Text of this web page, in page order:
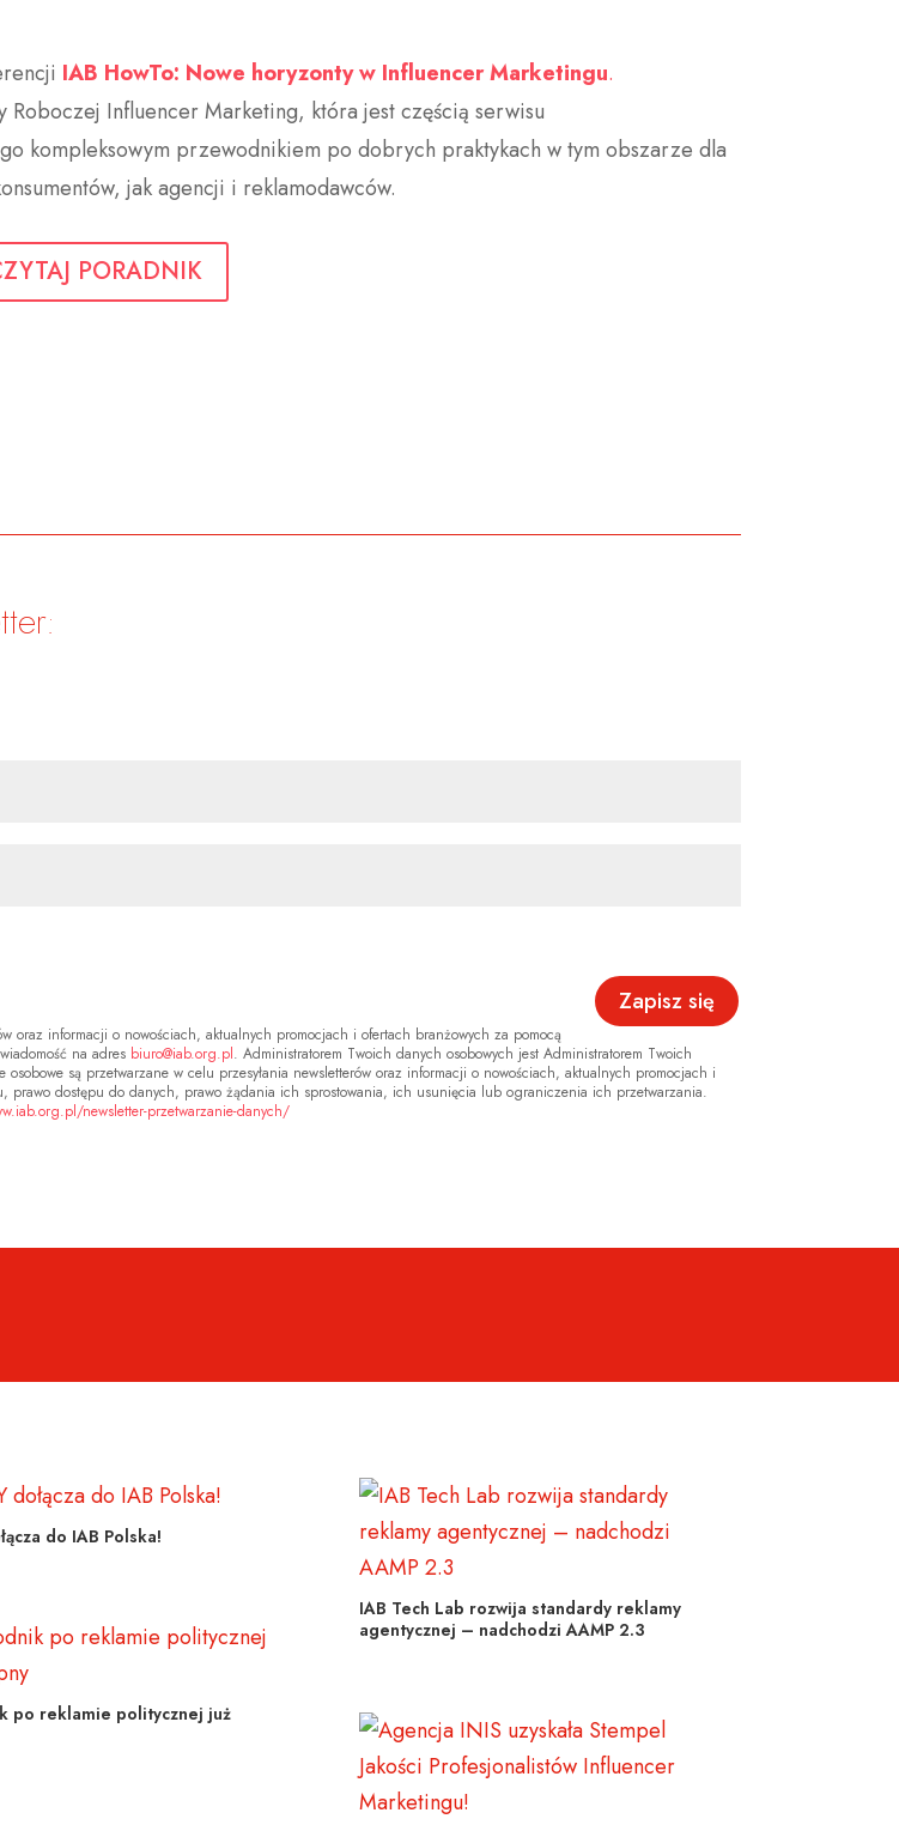
IAB HowTo: Nowe horyzonty w Influencer Marketingu.
Influencer Marketing, która jest częścią serwisu
kompleksowym przewodnikiem po dobrych praktykach w tym obszarze dla
jak agencji i reklamodawców.
PORADNIK
oraz informacji o nowościach, aktualnych promocjach i ofertach branżowych za pomocą
na adres biuro@iab.org.pl. Administratorem Twoich danych osobowych jest Administratorem Twoich
są przetwarzane w celu przesyłania newsletterów oraz informacji o nowościach, aktualnych promocjach i
prawo dostępu do danych, prawo żądania ich sprostowania, ich usunięcia lub ograniczenia ich przetwarzania.
newsletter-przetwarzanie-danych/
do IAB Polska!
po reklamie politycznej już
IAB Tech Lab rozwija standardy reklamy
agentycznej – nadchodzi AAMP 2.3